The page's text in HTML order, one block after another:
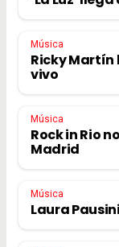
Música
Ricky Martín
vivo
Música
Rock in Rio
Madrid
Música
Laura